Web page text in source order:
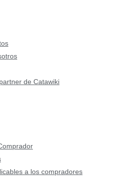
de Catawiki
a los compradores